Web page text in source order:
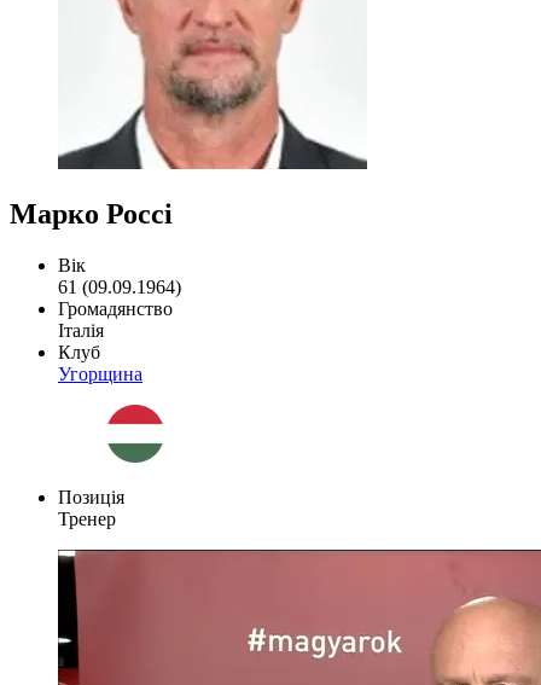
Марко Россі
Вік
61 (09.09.1964)
Громадянство
Італія
Клуб
Угорщина
Позиція
Тренер